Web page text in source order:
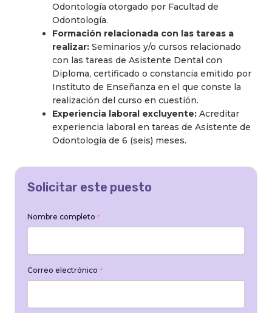
Odontología otorgado por Facultad de
Odontología.
Formación relacionada con las tareas a
realizar: Seminarios y/o cursos relacionado
con las tareas de Asistente Dental con
Diploma, certificado o constancia emitido por
Instituto de Enseñanza en el que conste la
realización del curso en cuestión.
Experiencia laboral excluyente: Acreditar
experiencia laboral en tareas de Asistente de
Odontología de 6 (seis) meses.
Solicitar este puesto
Nombre completo *
Correo electrónico *